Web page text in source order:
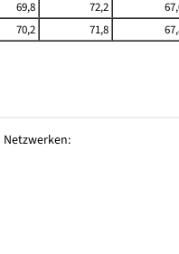
69,8 72,2
70,2 71,8